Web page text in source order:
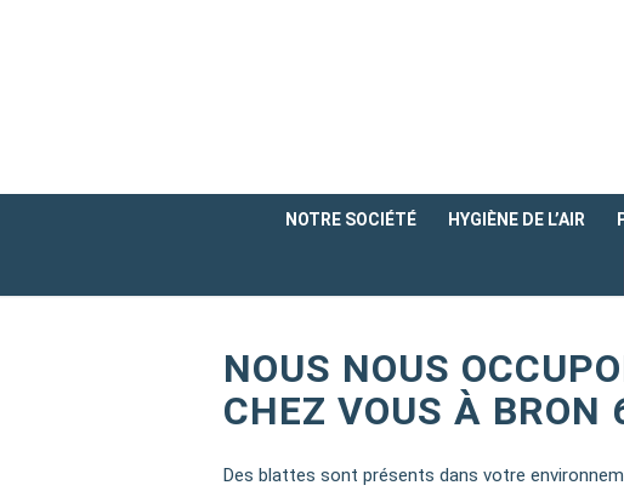
NOTRE SOCIÉTÉ HYGIÈNE DE L’AIR
NOUS NOUS
CHEZ VOUS À BRON
Des blattes sont présents dans votre